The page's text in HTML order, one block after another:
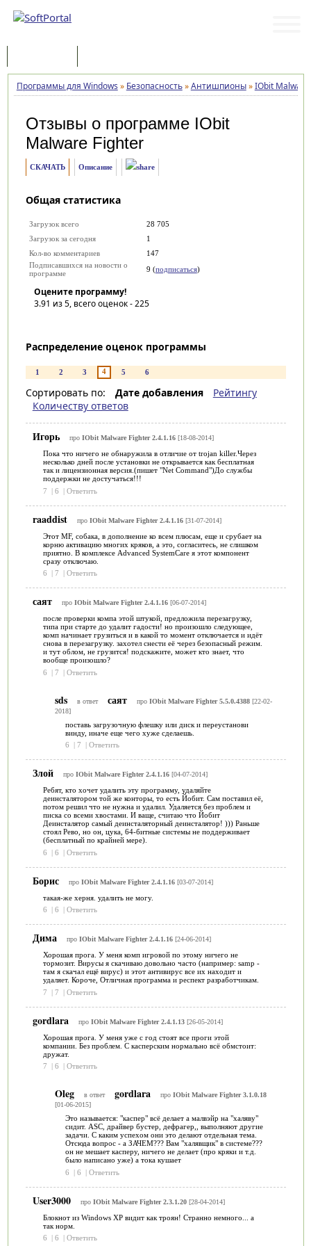
Программы для Windows » Безопасность»Антишпионы»IObit
Отзывы о программе IObit
Malware Fighter
СКАЧАТЬ Описание
Общая статистика
Загрузок всего
28 705
Загрузок за сегодня
1
Кол-во комментариев
147
Подписавшихся на новости о
программе
9 (подписаться)
Оцените программу!
3.91 из 5, всего оценок -225
Распределение оценок программы
1 2 3 4 5 6
Сортировать по: Дате добавления
Рейтингу
Количеству ответов
Игорь про IObit Malware Fighter 2.4.1.16[18-08-2014]
Пока что ничего не обнаружила в отличие от trojan killer.Через
несколько дней после установки не открывается как бесплатная
так и лицензионная версия.(пишет "Net Command")До службы
поддержки не достучаться!!!
7
| 6 | Ответить
raaddist про IObit Malware Fighter 2.4.1.16[31-07-2014]
Этот MF, собака, в дополнение ко всем плюсам, еще и срубает на
корню активацию многих кряков, а это, согласитесь, не слишком
приятно. В комплексе Advanced SystemCare я этот компонент
сразу отключаю.
6
| 7 | Ответить
саят про IObit Malware Fighter 2.4.1.16[06-07-2014]
после проверки компа этой штукой, предложила перезагрузку,
типа при старте до удалит гадости! но произошло следующее,
комп начинает грузиться и в какой то момент отключается и идёт
снова в перезагрузку. захотел снести её через безопасный режим.
и тут облом, не грузится! подскажите, может кто знает, что
вообще произошло?
6
| 7 | Ответить
sds в ответ саят про IObit Malware Fighter 5.5.0.4388[22-02-
2018]
поставь загрузочную флешку или диск и переустанови
винду, иначе еще чего хуже сделаешь.
6
| 7 | Ответить
Злой про IObit Malware Fighter 2.4.1.16[04-07-2014]
Ребят, кто хочет удалить эту программу, удаляйте
деинсталятором той же конторы, то есть Йобит. Сам поставил её,
потом решил что не нужна и удалил. Удаляется без проблем и
писка со всеми хвостами. И ваще, считаю что Йобит
Деинсталятор самый деинсталяторный деинсталятор! ))) Раньше
стоял Рево, но он, цука, 64-битные системы не поддерживает
(бесплатный по крайней мере).
6
| 6 | Ответить
Борис про IObit Malware Fighter 2.4.1.16[03-07-2014]
такая-же херня. удалить не могу.
6
| 6 | Ответить
Дима про IObit Malware Fighter 2.4.1.16[24-06-2014]
Хорошая прога. У меня комп игровой по этому ничего не
тормозит. Вирусы я скачиваю довольно часто (например: samp -
там я скачал ещё вирус) и этот антивирус все их находит и
удаляет. Короче, Отличная программа и респект разработчикам.
7
| 7 | Ответить
gordlara про IObit Malware Fighter 2.4.1.13[26-05-2014]
Хорошая прога. У меня уже с год стоят все проги этой
компании. Без проблем. С касперским нормально всё обмстоит:
дружат.
7
| 6 | Ответить
Oleg в ответ gordlara про IObit Malware Fighter 3.1.0.18
[01-06-2015]
Это называется: "каспер" всё делает а малвэйр на "халяву"
сидит. ASC, драйвер бустер, дефрагер,, выполняют другие
задачи. С каким успехом они это делают отдельная тема.
Отсюда вопрос - а ЗАЧЕМ??? Вам "халявщик" в системе???
он не мешает касперу, ничего не делает (про кряки и т.д.
было написано уже) а тока кушает
6
| 6 | Ответить
User3000 про IObit Malware Fighter 2.3.1.20[28-04-2014]
Блокнот из Windows XP видит как троян! Странно немного... а
так норм.
6
| 6 | Ответить